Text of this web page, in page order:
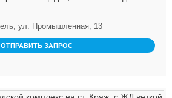
ул. Промышленная, 13
ОТПРАВИТЬ ЗАПРОС